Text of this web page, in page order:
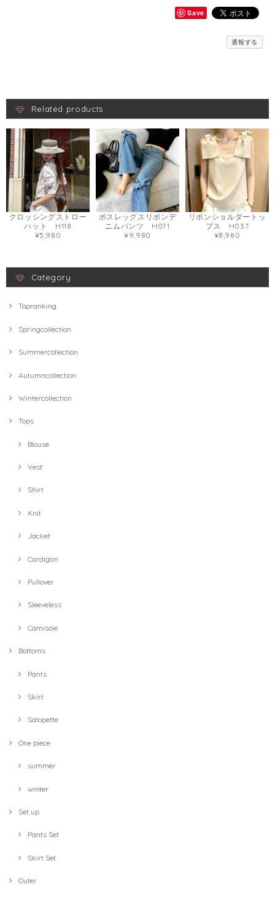
Save
通報する
Related products
クロッシングストロー
ハット H118
¥5,980
ボスレッグスリボンデ
ニムパンツ H071
¥9,980
リボンショルダートッ
プス H037
¥8,980
Category
Topranking
Springcollection
Summercollection
Autumncollection
Wintercollection
Tops
Blouse
Vest
Shirt
Knit
Jacket
Cardigan
Pullover
Sleeveless
Camisole
Bottoms
Pants
Skirt
Salopette
One piece
summer
winter
Set up
Pants Set
Skirt Set
Outer